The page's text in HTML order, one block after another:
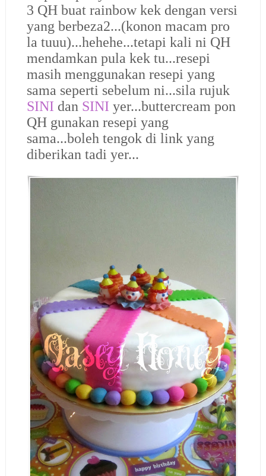
3 QH buat rainbow kek dengan versi
yang berbeza2...(konon macam pro
la tuuu)...hehehe...tetapi kali ni QH
mendamkan pula kek tu...resepi
masih menggunakan resepi yang
sama seperti sebelum ni...sila rujuk
SINI dan SINI yer...buttercream pon
QH gunakan resepi yang
sama...boleh tengok di link yang
diberikan tadi yer...